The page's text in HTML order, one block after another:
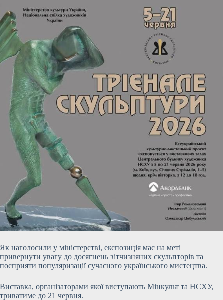
Як наголосили у міністерстві, експозиція має на меті
привернути увагу до досягнень вітчизняних скульпторів та
посприяти популяризації сучасного українського мистецтва.
Виставка, організаторами якої виступають Мінкульт та НСХУ,
триватиме до 21 червня.